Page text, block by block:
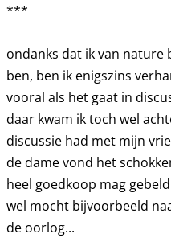
***
ondanks dat ik van
ben, ben ik enigszins
vooral als het gaat in
daar kwam ik toch wel
discussie had met mijn
de dame vond het
heel goedkoop mag
wel mocht bijvoorbeeld
de oorlog...